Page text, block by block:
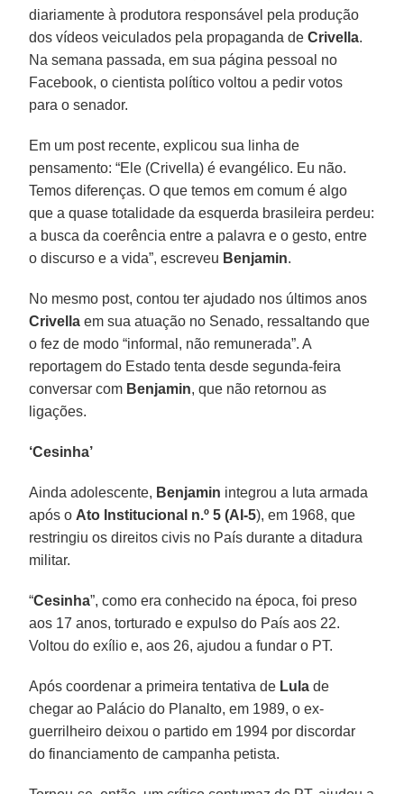
diariamente à produtora responsável pela produção
dos vídeos veiculados pela propaganda deCrivella.
Na semana passada, em sua página pessoal no
Facebook, o cientista político voltou a pedir votos
para o senador.
Em um post recente, explicou sua linha de
pensamento: “Ele (Crivella) é evangélico. Eu não.
Temos diferenças. O que temos em comum é algo
que a quase totalidade da esquerda brasileira perdeu:
a busca da coerência entre a palavra e o gesto, entre
o discurso e a vida”, escreveu Benjamin.
No mesmo post, contou ter ajudado nos últimos anos
Crivella em sua atuação no Senado, ressaltando que
o fez de modo “informal, não remunerada”. A
reportagem do Estado tenta desde segunda-feira
conversar com Benjamin, que não retornou as
ligações.
‘Cesinha’
Ainda adolescente, Benjamin integrou a luta armada
após o Ato Institucional n.º 5 (AI-5), em 1968, que
restringiu os direitos civis no País durante a ditadura
militar.
“Cesinha”, como era conhecido na época, foi preso
aos 17 anos, torturado e expulso do País aos 22.
Voltou do exílio e, aos 26, ajudou a fundar o PT.
Após coordenar a primeira tentativa de Lula de
chegar ao Palácio do Planalto, em 1989, o ex-
guerrilheiro deixou o partido em 1994 por discordar
do financiamento de campanha petista.